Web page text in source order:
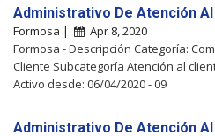
Administrativo De Atención
Formosa |
Apr 8, 2020
Formosa - Descripción Categoría:
Cliente Subcategoría Atención al
Activo desde: 06/04/2020 - 09
Administrativo De Atención